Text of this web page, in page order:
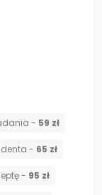
- 59 zł
- 65 zł
- 95 zł